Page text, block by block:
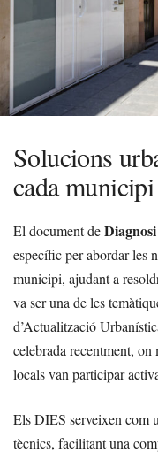
Solucions
cada municipi
El document de
específic per abordar les
municipi, ajudant a
va ser una de les
d’Actualització
celebrada recentment, on
locals van participar
Els DIES serveixen com
tècnics, facilitant una